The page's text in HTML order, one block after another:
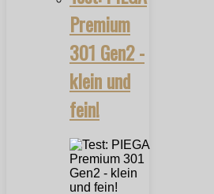
Premium
301 Gen2 -
klein und
fein!